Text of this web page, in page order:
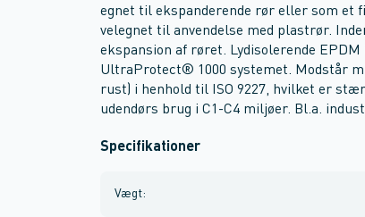
egnet til ekspanderende rør eller som et
velegnet til anvendelse med plastrør.
ekspansion af røret. Lydisolerende
UltraProtect® 1000 systemet. Modstår
rust) i henhold til ISO 9227, hvilket er
udendørs brug i C1-C4 miljøer. Bl.a.
Specifikationer
Vægt: